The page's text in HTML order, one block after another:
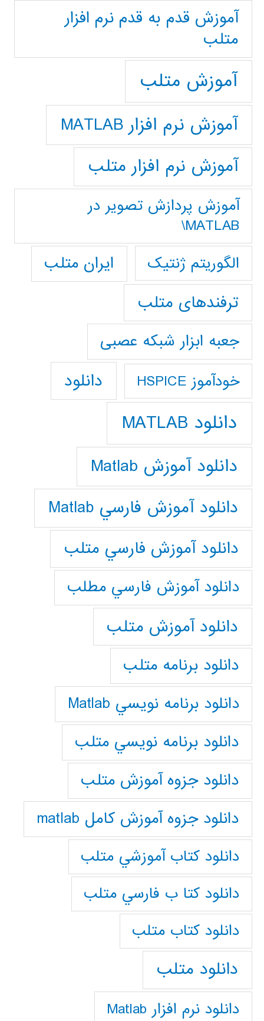
آموزش قدم به قدم نرم افزار
متلب
آموزش متلب
آموزش نرم افزار MATLAB
آموزش نرم افزار متلب
آموزش پردازش تصوير در
MATLAB\
الگوریتم ژنتیک
ایران متلب
ترفندهای متلب
جعبه ابزار شبکه عصبی
خودآموز HSPICE دانلود
دانلود MATLAB
دانلود آموزش Matlab
دانلود آموزش فارسي Matlab
دانلود آموزش فارسي متلب
دانلود آموزش فارسي مطلب
دانلود آموزش متلب
دانلود برنامه متلب
دانلود برنامه نويسي Matlab
دانلود برنامه نويسي متلب
دانلود جزوه آموزش متلب
دانلود جزوه آموزش کامل matlab
دانلود كتاب آموزشي متلب
دانلود كتا ب فارسي متلب
دانلود كتاب متلب
دانلود متلب
دانلود نرم افزار Matlab